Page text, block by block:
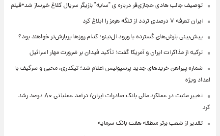
توصیف جالب هادی حجازی‌فر درباره ی "سایه" بازیگر سریال کلاغ خبرساز شد+فیلم
ایران تعرفه ۷ درصدی تردد از تنگه هرمز را ابلاغ کرد
پیش‌بینی بارش‌های گسترده با ورود ال‌نینو؛ کدام روزها پربارش‌تر خواهند بود؟
ترکیه از مذاکرات ایران و آمریکا گفت؛ تأکید فیدان بر ضرورت مهار اسرائیل
شماره پیراهن خریدهای جدید پرسپولیس اعلام شد؛ تیکدری، محبی و سرگیف با
اعداد ویژه
تغییر مثبت در عملکرد مالی بانک صادرات ایران/ درآمد عملیاتی ۸۰ درصد رشد
کرد
تقدیر از شعب برتر منطقه هفت بانک سرمایه